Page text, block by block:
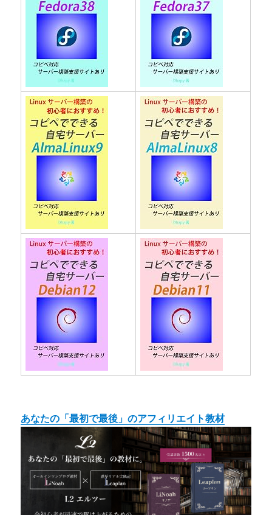
あなたの「最初で最後」のアフィリエイト教材